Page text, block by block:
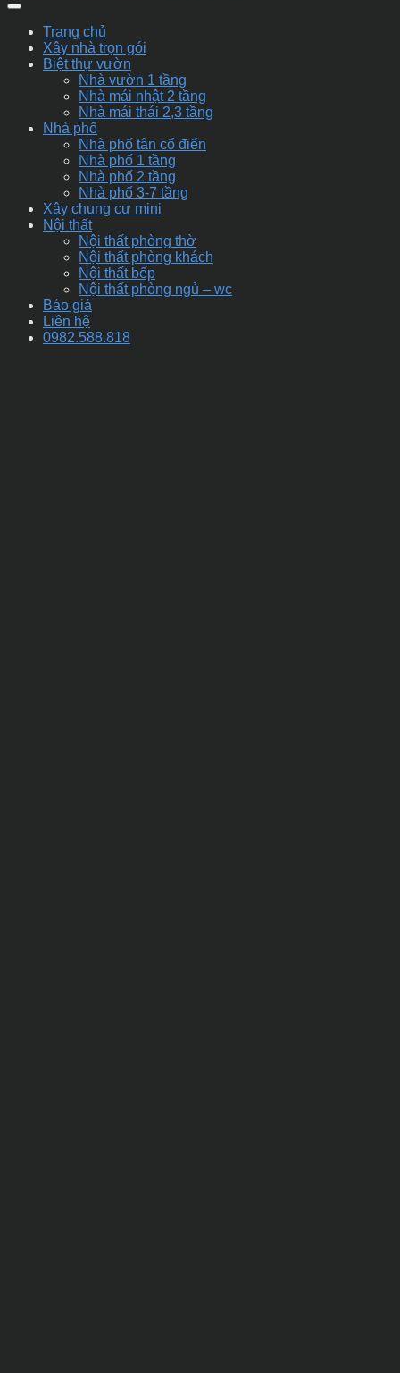
Trang chủ
Xây nhà trọn gói
Biệt thự vườn
Nhà vườn 1 tầng
Nhà mái nhật 2 tầng
Nhà mái thái 2,3 tầng
Nhà phố
Nhà phố tân cổ điển
Nhà phố 1 tầng
Nhà phố 2 tầng
Nhà phố 3-7 tầng
Xây chung cư mini
Nội thất
Nội thất phòng thờ
Nội thất phòng khách
Nội thất bếp
Nội thất phòng ngủ – wc
Báo giá
Liên hệ
0982.588.818